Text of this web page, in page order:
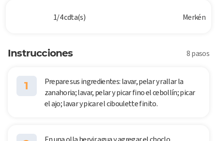
1/4 cdta(s) Merkén
Instrucciones 8 pasos
1
Prepare sus ingredientes: lavar, pelar y rallar la
zanahoria; lavar, pelar y picar fino el cebollín; picar
el ajo; lavar y picar el ciboulette finito.